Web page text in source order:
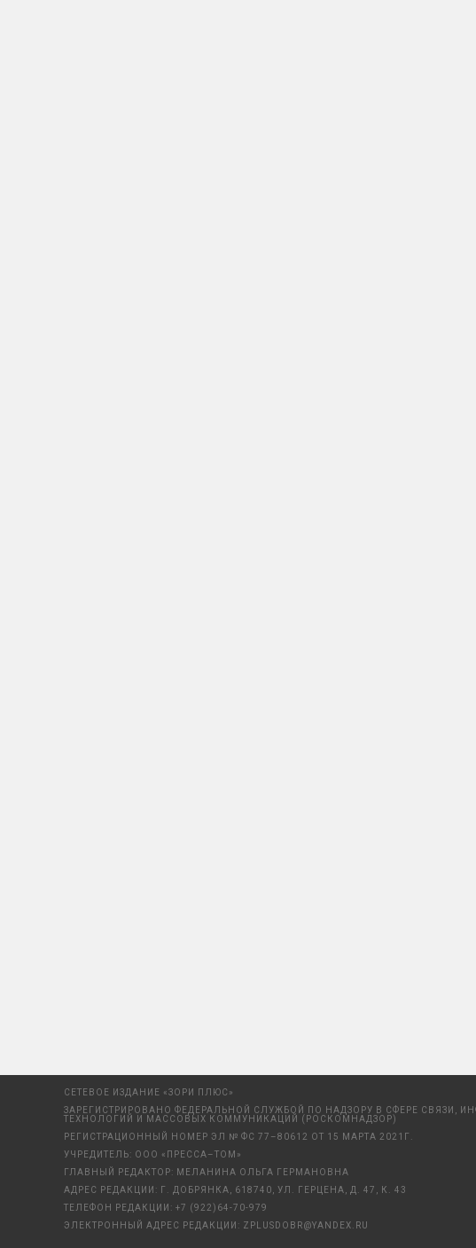
СЕТЕВОЕ ИЗДАНИЕ «ЗОРИ ПЛЮС»
ЗАРЕГИСТРИРОВАНО ФЕДЕРАЛЬНОЙ СЛУЖБОЙ ПО НАДЗОРУ В СФЕРЕ СВЯЗИ,
ТЕХНОЛОГИЙ И МАССОВЫХ КОММУНИКАЦИЙ (РОСКОМНАДЗОР)
РЕГИСТРАЦИОННЫЙ НОМЕР ЭЛ № ФС 77–80612 ОТ 15 МАРТА 2021Г.
УЧРЕДИТЕЛЬ: ООО «ПРЕССА–ТОМ»
ГЛАВНЫЙ РЕДАКТОР: МЕЛАНИНА ОЛЬГА ГЕРМАНОВНА
АДРЕС РЕДАКЦИИ: Г. ДОБРЯНКА, 618740, УЛ. ГЕРЦЕНА, Д. 47, К. 43
ТЕЛЕФОН РЕДАКЦИИ: +7 (922)64-70-979
ЭЛЕКТРОННЫЙ АДРЕС РЕДАКЦИИ: ZPLUSDOBR@YANDEX.RU